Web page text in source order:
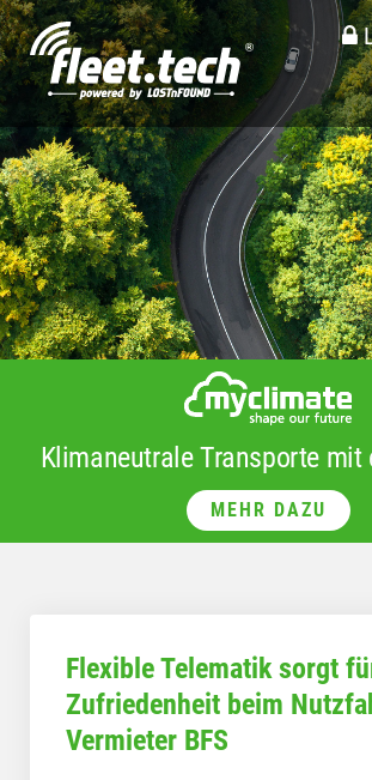
Klimaneutrale Transporte mit
MEHR DAZU
Flexible Telematik sorgt
Zufriedenheit beim
Vermieter BFS